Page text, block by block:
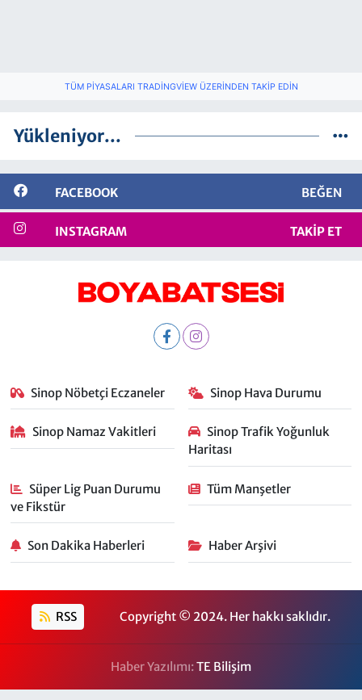
TÜM PIYASALARI TRADINGVIEW ÜZERINDEN TAKIP EDIN
Yükleniyor...
FACEBOOK BEĞEN
INSTAGRAM TAKIP ET
Sinop Nöbetçi Eczaneler Sinop Hava Durumu
Sinop Namaz Vakitleri
Sinop Trafik Yoğunluk
Haritası
Süper Lig Puan Durumu
ve Fikstür
Tüm Manşetler
Son Dakika Haberleri Haber Arşivi
RSS Copyright © 2024. Her hakkı saklıdır.
Haber Yazılımı:TE Bilişim